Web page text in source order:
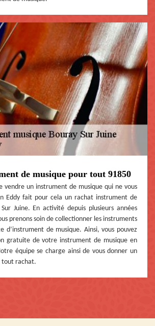
de musique pour tout 91850
vendre un instrument de musique qui ne vous
Eddy fait pour cela un rachat instrument de
Juine. En activité depuis plusieurs années
prenons soin de collectionner les instruments
d’instrument de musique. Ainsi, vous pouvez
gratuite de votre instrument de musique en
équipe se charge ainsi de vous donner un
tout rachat.